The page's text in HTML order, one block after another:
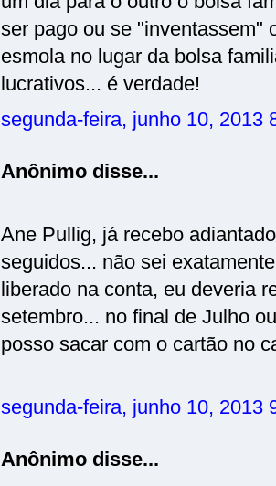
ser pago ou se "inventassem"
esmola no lugar da bolsa
lucrativos... é verdade!
segunda-feira, junho 10, 2013
Anônimo disse...
Ane Pullig, já recebo
seguidos... não sei
liberado na conta, eu deveria
setembro... no final de Julho
posso sacar com o cartão no
segunda-feira, junho 10, 2013
Anônimo disse...